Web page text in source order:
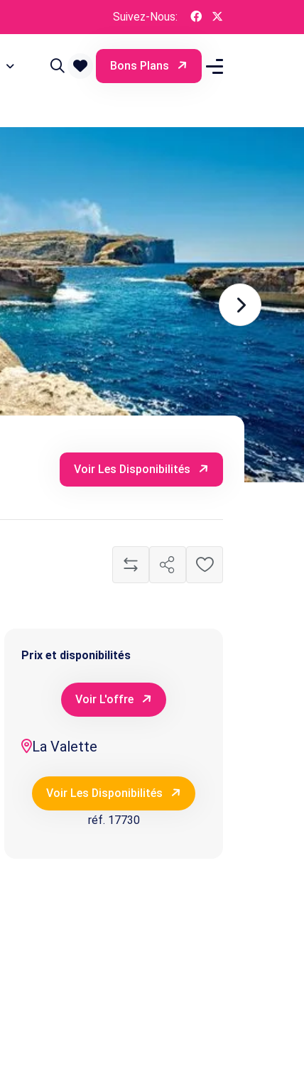
Suivez-Nous:
Bons Plans
Voir Les Disponibilités
Prix et disponibilités
Voir L'offre
La Valette
Voir Les Disponibilités
réf. 17730